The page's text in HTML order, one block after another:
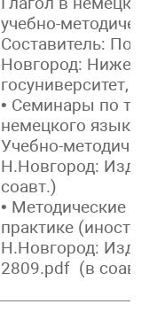
учебно-
Составитель:
Новгород:
госуниверситет,
• Семинары по
немецкого языка
Учебно-
Н.Новгород: Изд-
соавт.)
• Методические
практике
Н.Новгород:
2809.pdf (в соавт.)